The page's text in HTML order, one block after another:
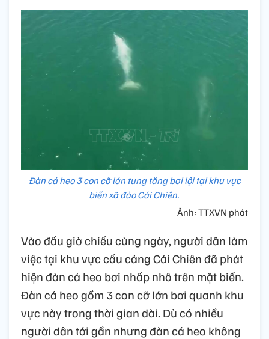
Đàn cá heo 3 con cỡ lớn tung tăng bơi lội tại khu vực
biển xã đảo Cái Chiên.
Ảnh: TTXVN phát
Vào đầu giờ chiều cùng ngày, người dân làm
việc tại khu vực cầu cảng Cái Chiên đã phát
hiện đàn cá heo bơi nhấp nhô trên mặt biển.
Đàn cá heo gồm 3 con cỡ lớn bơi quanh khu
vực này trong thời gian dài. Dù có nhiều
người dân tới gần nhưng đàn cá heo không